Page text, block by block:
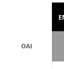
OAI